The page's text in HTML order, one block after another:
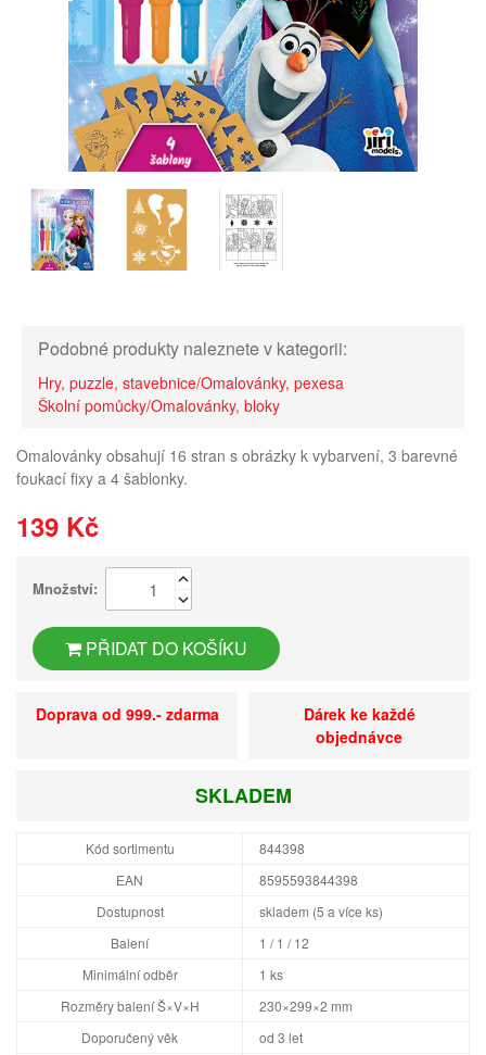
Podobné produkty naleznete v kategorii:
Hry, puzzle, stavebnice/Omalovánky, pexesa
Školní pomůcky/Omalovánky, bloky
Omalovánky obsahují 16 stran s obrázky k vybarvení, 3 barevné
foukací fixy a 4 šablonky.
139 Kč
Množství:
PŘIDAT DO KOŠÍKU
Doprava od 999.- zdarma
Dárek ke každé
objednávce
SKLADEM
Kód sortimentu
844398
EAN
8595593844398
Dostupnost
skladem (5 a více ks)
Balení
1 / 1 / 12
Minimální odběr
1 ks
Rozměry balení Š×V×H
230×299×2 mm
Doporučený věk
od 3 let